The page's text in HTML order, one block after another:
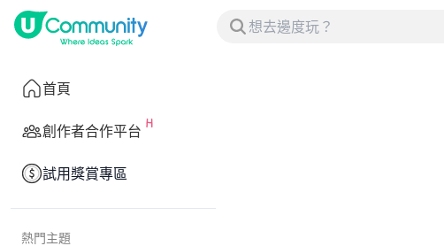
首頁
創作者合作平台
試用獎賞專區
熱門主題